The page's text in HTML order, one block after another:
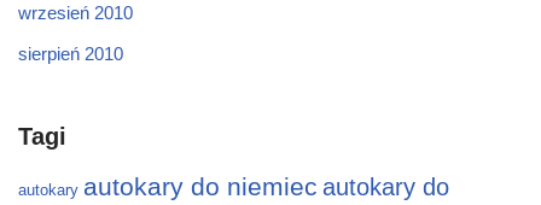
wrzesień 2010
sierpień 2010
Tagi
autokary autokary do niemiec autokary do